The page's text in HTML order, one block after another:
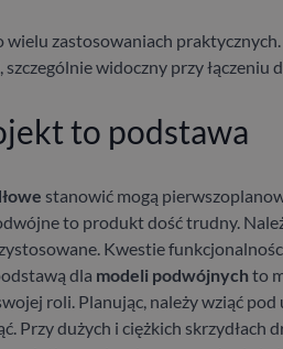
wielu zastosowaniach praktycznych.
widoczny przy
to podstawa
stanowić mogą
to produkt dość trudny.
Kwestie
dla modeli podwójnych to
roli. Planując, należy wziąć
Przy dużych i ciężkich skrzydłach